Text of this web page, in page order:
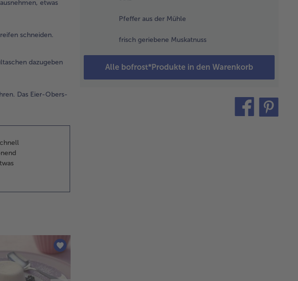
Pfeffer aus der Mühle
frisch geriebene Muskatnuss
Alle bofrost*Produkte in den Warenkorb
Pfanne erhitzen, die
Frühlingszwiebelringe
und den Schinken
Das Eier-
teilen
etwas
schneiden.
dazugeben
Das Eier-Obers-